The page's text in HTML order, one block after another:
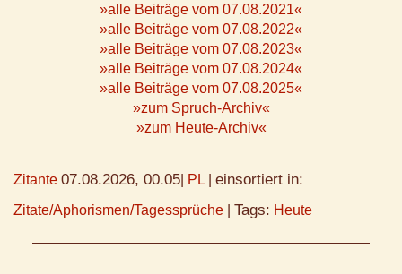
»alle Beiträge vom 07.08.2021«
»alle Beiträge vom 07.08.2022«
»alle Beiträge vom 07.08.2023«
»alle Beiträge vom 07.08.2024«
»alle Beiträge vom 07.08.2025«
»zum Spruch-Archiv«
»zum Heute-Archiv«
Zitante 07.08.2026, 00.05 PL einsortiert in:
Zitate/Aphorismen/Tagessprüche Tags: Heute